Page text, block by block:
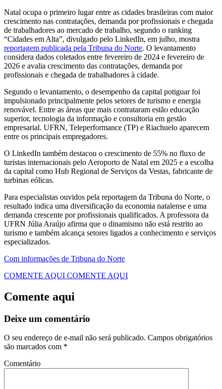
Natal ocupa o primeiro lugar entre as cidades brasileiras com maior
crescimento nas contratações, demanda por profissionais e chegada
de trabalhadores ao mercado de trabalho, segundo o ranking
“Cidades em Alta”, divulgado pelo LinkedIn, em julho, mostra
reportagem publicada pela Tribuna do Norte. O levantamento
considera dados coletados entre fevereiro de 2024 e fevereiro de
2026 e avalia crescimento das contratações, demanda por
profissionais e chegada de trabalhadores à cidade.
Segundo o levantamento, o desempenho da capital potiguar foi
impulsionado principalmente pelos setores de turismo e energia
renovável. Entre as áreas que mais contrataram estão educação
superior, tecnologia da informação e consultoria em gestão
empresarial. UFRN, Teleperformance (TP) e Riachuelo aparecem
entre os principais empregadores.
O LinkedIn também destacou o crescimento de 55% no fluxo de
turistas internacionais pelo Aeroporto de Natal em 2025 e a escolha
da capital como Hub Regional de Serviços da Vestas, fabricante de
turbinas eólicas.
Para especialistas ouvidos pela reportagem da Tribuna do Norte, o
resultado indica uma diversificação da economia natalense e uma
demanda crescente por profissionais qualificados. A professora da
UFRN Júlia Araújo afirma que o dinamismo não está restrito ao
turismo e também alcança setores ligados a conhecimento e serviços
especializados.
Com informações de Tribuna do Norte
COMENTE AQUI COMENTE AQUI
Comente aqui
Deixe um comentário
O seu endereço de e-mail não será publicado. Campos obrigatórios
são marcados com *
Comentário